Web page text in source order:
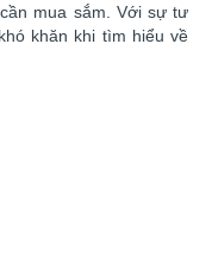
mua sắm. ​​Với sự tư
khăn khi tìm hiểu về